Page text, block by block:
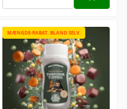
MÆNGDE-RABAT. BLAND SELV.